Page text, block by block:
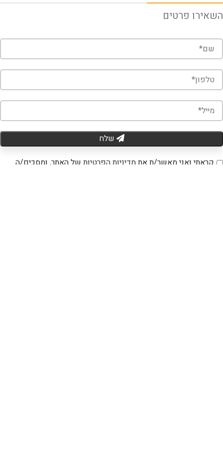
השאירו פרטים
שלח
קראתי ואני מאשר/ת אתמדיניות הפרטיות של האתר, ומסכים/ה